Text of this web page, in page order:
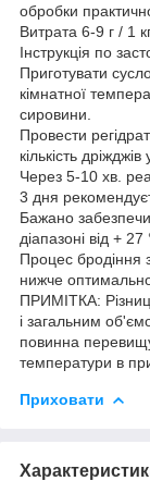
обробки
Витрата 6-9 г / 1
Інструкція по
Приготувати
кімнатної
сировини.
Провести
кількість
Через 5-10 хв.
3 дня
Бажано
діапазоні від +
Процес бродіння
нижче
ПРИМІТКА:
і загальним
повинна
температури в
Приховати